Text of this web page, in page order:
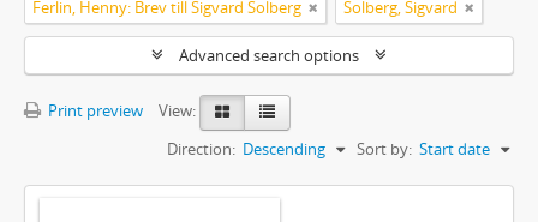
Ferlin, Henny: Brev till Sigvard Solberg Solberg, Sigvard
Advanced search options
Print preview
View:
Sort by: Start date
Direction: Descending